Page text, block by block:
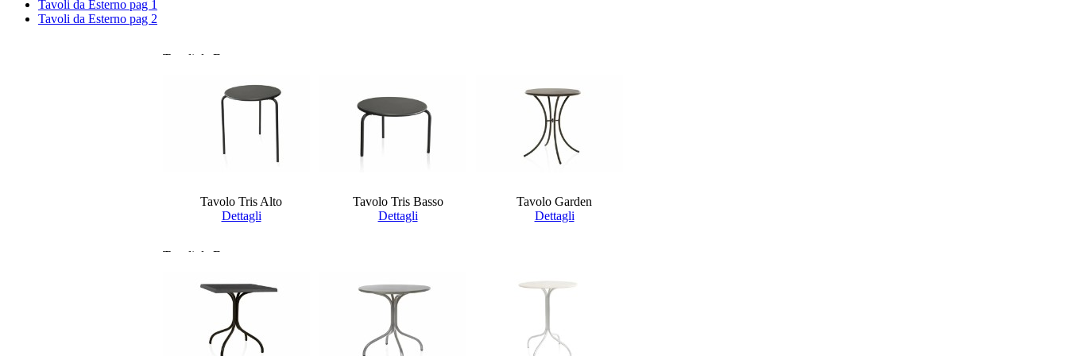
Tavoli da Esterno pag 1
Tavoli da Esterno pag 2
Tavoli da Esterno
Tavolo Tris Alto
Dettagli
Tavolo Tris Basso
Dettagli
Tavolo Garden
Dettagli
Tavoli da Esterno